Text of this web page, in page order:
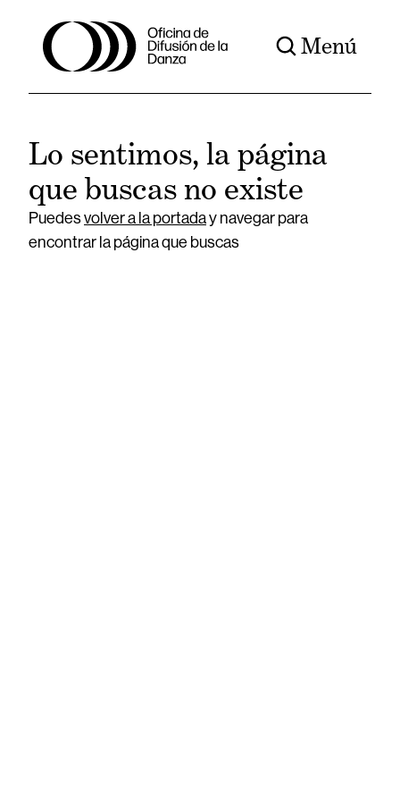
Menú
Lo sentimos, la página
que buscas no existe
Puedesvolver a la portaday navegar para
encontrar la página que buscas